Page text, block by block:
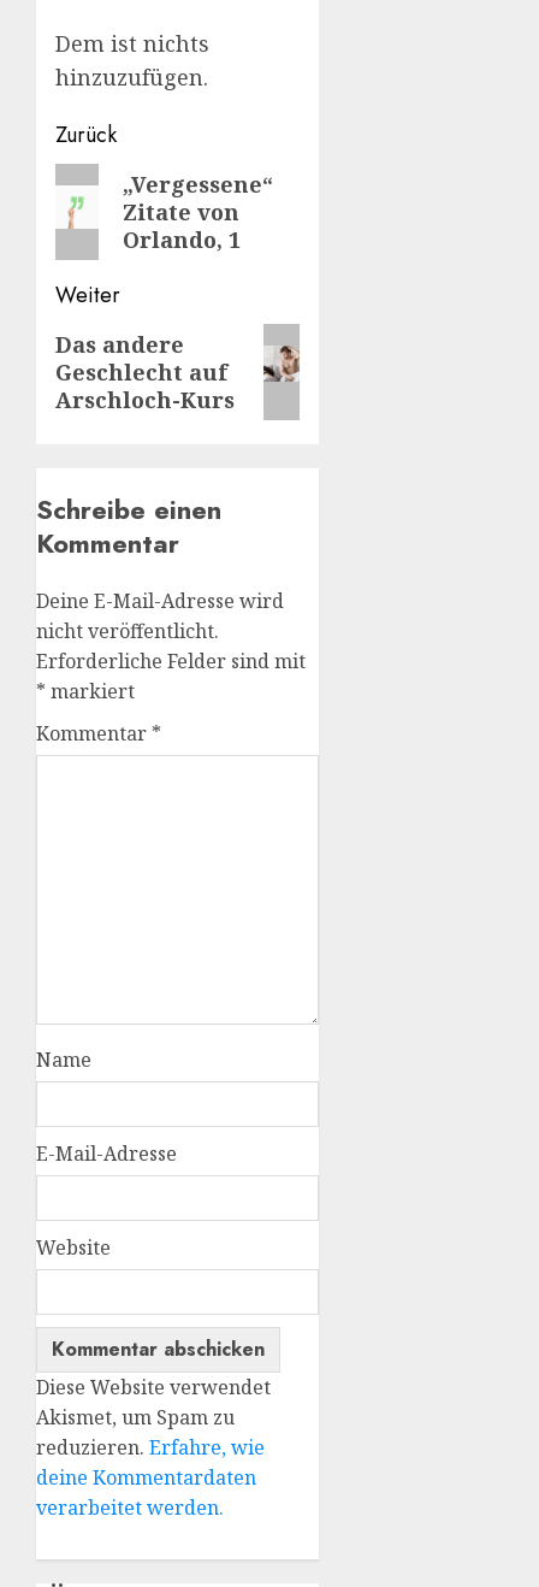
Dem ist nichts
hinzuzufügen.
Beitragsnavigation
Zurück
Vorheriger
Beitrag:
„Vergessene“
Zitate von
Orlando, 1
Weiter
Nächster
Beitrag:
Das andere
Geschlecht auf
Arschloch-Kurs
Schreibe einen
Kommentar
Deine E-Mail-Adresse wird
nicht veröffentlicht.
Erforderliche Felder sind mit
* markiert
Kommentar *
Name
E-Mail-Adresse
Website
Diese Website verwendet
Akismet, um Spam zu
reduzieren. Erfahre, wie
deine Kommentardaten
verarbeitet werden.